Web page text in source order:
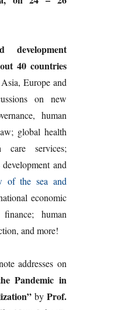
40 countries
Europe and
on new
human
global health
care services;
and
of the sea and
economic
human
and more!
addresses on
Pandemic in
by Prof.